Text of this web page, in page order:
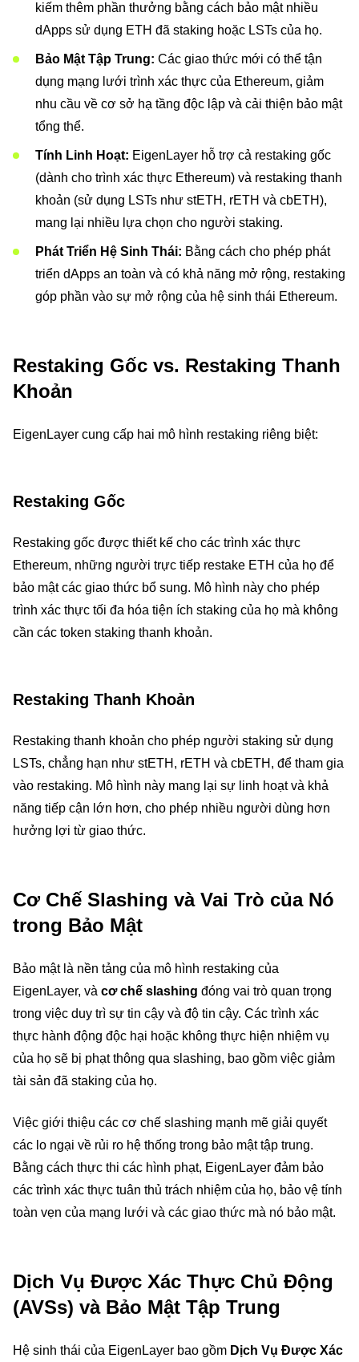
kiếm thêm phần thưởng bằng cách bảo mật nhiều
dApps sử dụng ETH đã staking hoặc LSTs của họ.
Bảo Mật Tập Trung: Các giao thức mới có thể tận
dụng mạng lưới trình xác thực của Ethereum, giảm
nhu cầu về cơ sở hạ tầng độc lập và cải thiện bảo mật
tổng thể.
Tính Linh Hoạt: EigenLayer hỗ trợ cả restaking gốc
(dành cho trình xác thực Ethereum) và restaking thanh
khoản (sử dụng LSTs như stETH, rETH và cbETH),
mang lại nhiều lựa chọn cho người staking.
Phát Triển Hệ Sinh Thái: Bằng cách cho phép phát
triển dApps an toàn và có khả năng mở rộng, restaking
góp phần vào sự mở rộng của hệ sinh thái Ethereum.
Restaking Gốc vs. Restaking Thanh
Khoản
EigenLayer cung cấp hai mô hình restaking riêng biệt:
Restaking Gốc
Restaking gốc được thiết kế cho các trình xác thực
Ethereum, những người trực tiếp restake ETH của họ để
bảo mật các giao thức bổ sung. Mô hình này cho phép
trình xác thực tối đa hóa tiện ích staking của họ mà không
cần các token staking thanh khoản.
Restaking Thanh Khoản
Restaking thanh khoản cho phép người staking sử dụng
LSTs, chẳng hạn như stETH, rETH và cbETH, để tham gia
vào restaking. Mô hình này mang lại sự linh hoạt và khả
năng tiếp cận lớn hơn, cho phép nhiều người dùng hơn
hưởng lợi từ giao thức.
Cơ Chế Slashing và Vai Trò của Nó
trong Bảo Mật
Bảo mật là nền tảng của mô hình restaking của
EigenLayer, và cơ chế slashing đóng vai trò quan trọng
trong việc duy trì sự tin cậy và độ tin cậy. Các trình xác
thực hành động độc hại hoặc không thực hiện nhiệm vụ
của họ sẽ bị phạt thông qua slashing, bao gồm việc giảm
tài sản đã staking của họ.
Việc giới thiệu các cơ chế slashing mạnh mẽ giải quyết
các lo ngại về rủi ro hệ thống trong bảo mật tập trung.
Bằng cách thực thi các hình phạt, EigenLayer đảm bảo
các trình xác thực tuân thủ trách nhiệm của họ, bảo vệ tính
toàn vẹn của mạng lưới và các giao thức mà nó bảo mật.
Dịch Vụ Được Xác Thực Chủ Động
(AVSs) và Bảo Mật Tập Trung
Hệ sinh thái của EigenLayer bao gồm Dịch Vụ Được Xác